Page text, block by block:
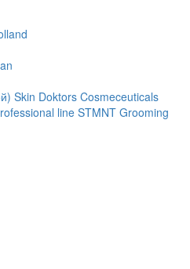
Skin Doktors Cosmeceuticals
line STMNT Grooming